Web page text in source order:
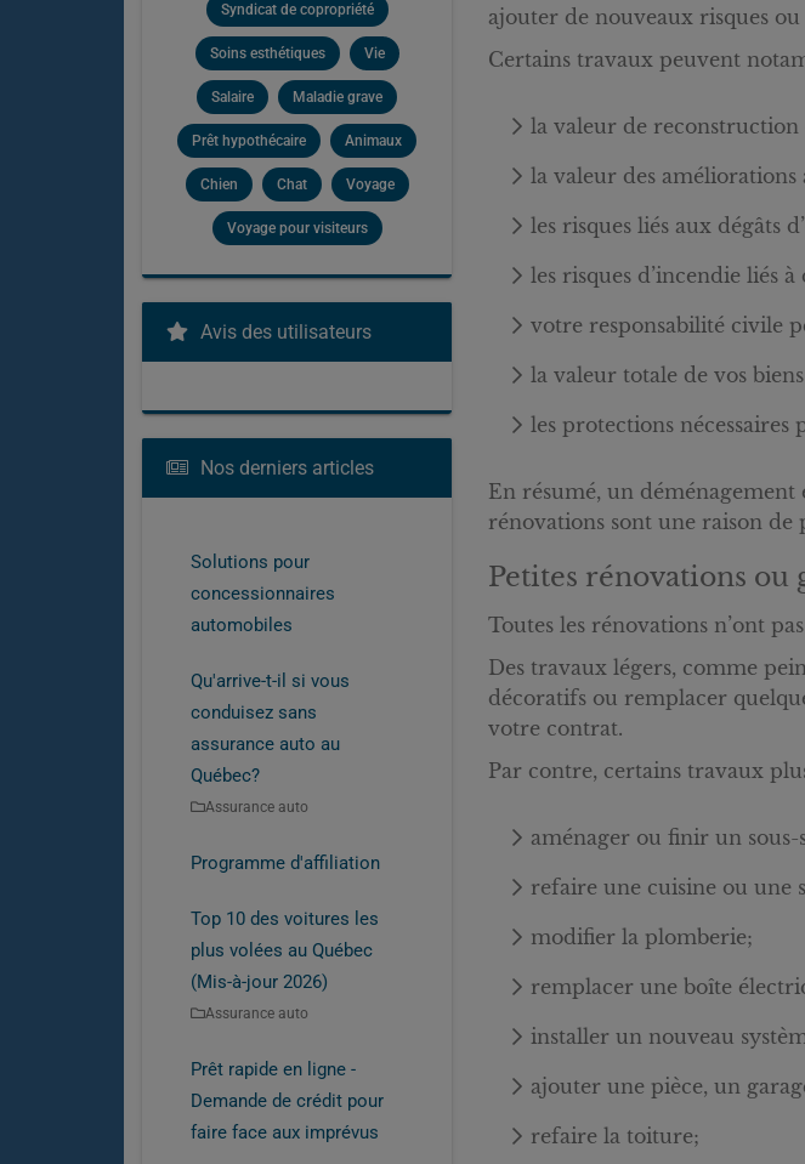
ajouter de nouveaux risques
Certains travaux peuvent
la valeur de
la valeur des
les risques liés aux dégâts
les risques d’incendie liés
votre responsabilité civile
la valeur totale de vos
les protections nécessaires
En résumé, un
rénovations sont une raison de
Petites rénovations ou
Toutes les rénovations n’ont
Des travaux légers, comme
décoratifs ou remplacer
votre contrat.
Par contre, certains travaux
aménager ou finir un sous-
refaire une cuisine ou une
modifier la plomberie;
remplacer une boîte
installer un nouveau
ajouter une pièce, un
refaire la toiture;
Syndicat de copropriété
Soins esthétiques Vie
Salaire Maladie grave
Prêt hypothécaire Animaux
Chien Chat Voyage
Voyage pour visiteurs
Avis des utilisateurs
Nos derniers articles
Solutions pour
concessionnaires
automobiles
Qu'arrive-t-il si vous
conduisez sans
assurance auto au
Québec?
Assurance auto
Programme d'affiliation
Top 10 des voitures les
plus volées au Québec
(Mis-à-jour 2026)
Assurance auto
Prêt rapide en ligne -
Demande de crédit pour
faire face aux imprévus